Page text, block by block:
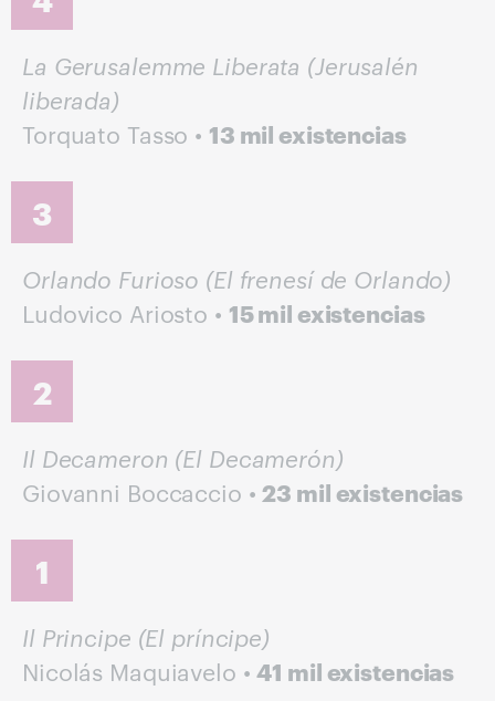
La Gerusalemme Liberata (Jerusalén
liberada)
Torquato Tasso • 13 mil existencias
3
Orlando Furioso (El frenesí de Orlando)
Ludovico Ariosto • 15 mil existencias
2
Il Decameron (El Decamerón)
Giovanni Boccaccio •23 mil existencias
1
Il Principe (El príncipe)
Nicolás Maquiavelo •41 mil existencias